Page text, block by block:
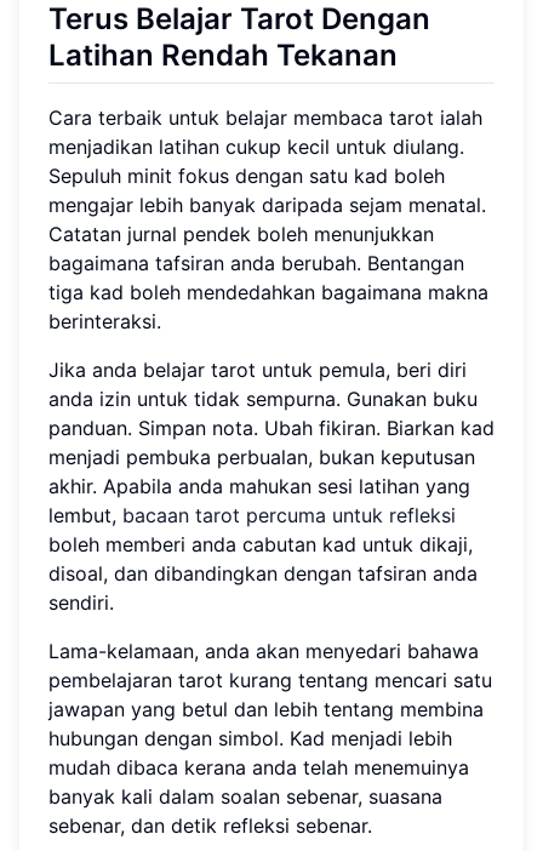
Terus Belajar Tarot Dengan
Latihan Rendah Tekanan
Cara terbaik untuk belajar membaca tarot ialah
menjadikan latihan cukup kecil untuk diulang.
Sepuluh minit fokus dengan satu kad boleh
mengajar lebih banyak daripada sejam menatal.
Catatan jurnal pendek boleh menunjukkan
bagaimana tafsiran anda berubah. Bentangan
tiga kad boleh mendedahkan bagaimana makna
berinteraksi.
Jika anda belajar tarot untuk pemula, beri diri
anda izin untuk tidak sempurna. Gunakan buku
panduan. Simpan nota. Ubah fikiran. Biarkan kad
menjadi pembuka perbualan, bukan keputusan
akhir. Apabila anda mahukan sesi latihan yang
lembut, bacaan tarot percuma untuk refleksi
boleh memberi anda cabutan kad untuk dikaji,
disoal, dan dibandingkan dengan tafsiran anda
sendiri.
Lama-kelamaan, anda akan menyedari bahawa
pembelajaran tarot kurang tentang mencari satu
jawapan yang betul dan lebih tentang membina
hubungan dengan simbol. Kad menjadi lebih
mudah dibaca kerana anda telah menemuinya
banyak kali dalam soalan sebenar, suasana
sebenar, dan detik refleksi sebenar.